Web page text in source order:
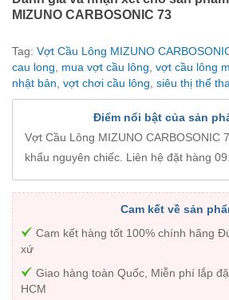
MIZUNO CARBOSONIC 73
Tag: Vợt Cầu Lông MIZUNO
cau long
mua vợt cầu lông vợt cầu lông
nhật bản vợt chơi cầu lông siêu thị thể
Điểm nổi bật của sản
Vợt Cầu Lông MIZUNO CARBOSONIC
khẩu nguyên chiếc. Liên hệ đặt hàng
Cam kết về sản
Cam kết hàng tốt 100% chính hãng
xứ
Giao hàng toàn Quốc, Miễn phí lắp
HCM